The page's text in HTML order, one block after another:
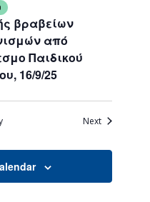
βραβείων
από
Παιδικού
16/9/25
NextEvents